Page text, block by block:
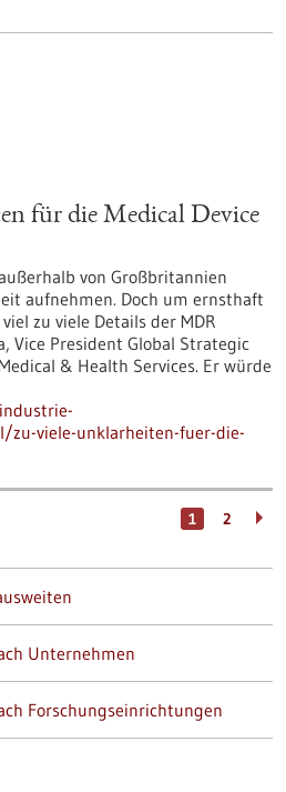
für die Medical Device
von Großbritannien
aufnehmen. Doch um ernsthaft
zu viele Details der MDR
Vice President Global Strategic
& Health Services. Er würde
viele-unklarheiten-fuer-die-
1 2
Unternehmen
Forschungseinrichtungen